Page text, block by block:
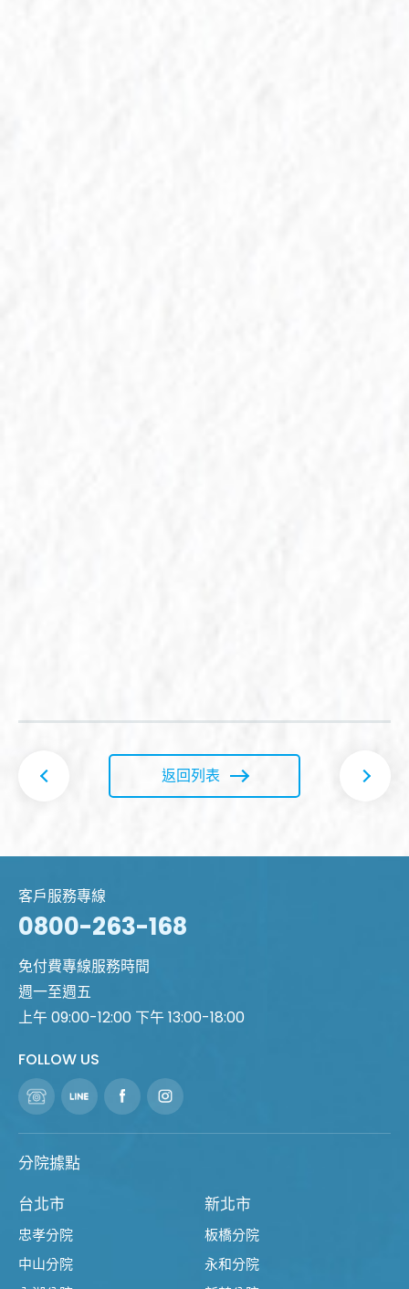
返回列表
客戶服務專線
0800-263-168
免付費專線服務時間
週一至週五
上午 09:00-12:00 下午 13:00-18:00
FOLLOW US
分院據點
台北市
忠孝分院
中山分院
新北市
板橋分院
永和分院